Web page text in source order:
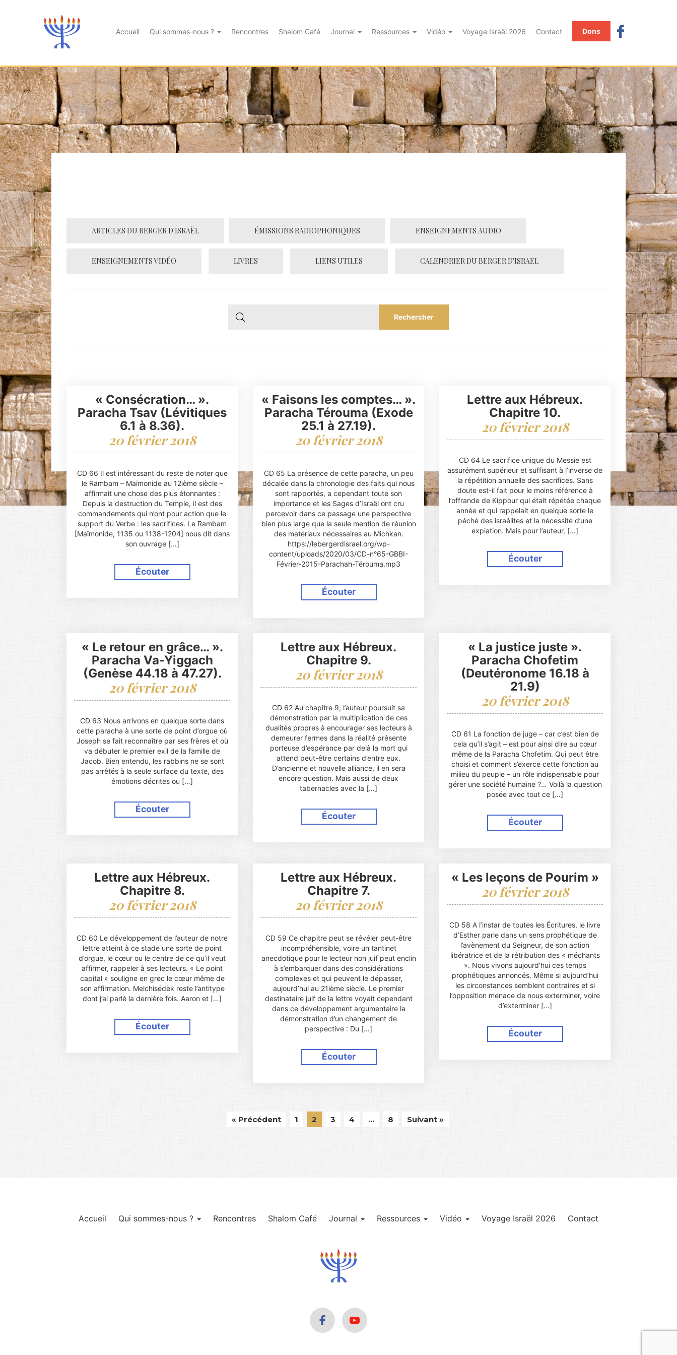
Accueil Qui sommes-nous ? Rencontres Shalom Café Journal Ressources Vidéo Voyage Israël 2026 Contact Dons
ARTICLES DU BERGER D'ISRAËL ÉMISSIONS RADIOPHONIQUES ENSEIGNEMENTS AUDIO
ENSEIGNEMENTS VIDÉO LIVRES LIENS UTILES CALENDRIER DU BERGER D'ISRAEL
« Consécration… ».
Paracha Tsav (Lévitiques
6.1 à 8.36).
20 février 2018
CD 66 Il est intéressant du reste de noter que
le Rambam – Maïmonide au 12ième siècle –
affirmait une chose des plus étonnantes :
Depuis la destruction du Temple, il est des
commandements qui n’ont pour action que le
support du Verbe : les sacrifices. Le Rambam
[Maïmonide, 1135 ou 1138-1204] nous dit dans
son ouvrage […]
Écouter
« Faisons les comptes… ».
Paracha Térouma (Exode
25.1 à 27.19).
20 février 2018
CD 65 La présence de cette paracha, un peu
décalée dans la chronologie des faits qui nous
sont rapportés, a cependant toute son
importance et les Sages d’Israël ont cru
percevoir dans ce passage une perspective
bien plus large que la seule mention de réunion
des matériaux nécessaires au Michkan.
https://lebergerdisrael.org/wp-
content/uploads/2020/03/CD-n°65-GBBI-
Février-2015-Parachah-Térouma.mp3
Écouter
Lettre aux Hébreux.
Chapitre 10.
20 février 2018
CD 64 Le sacrifice unique du Messie est
assurément supérieur et suffisant à l’inverse de
la répétition annuelle des sacrifices. Sans
doute est-il fait pour le moins référence à
l’offrande de Kippour qui était répétée chaque
année et qui rappelait en quelque sorte le
péché des israélites et la nécessité d’une
expiation. Mais pour l’auteur, […]
Écouter
« Le retour en grâce… ».
Paracha Va-Yiggach
(Genèse 44.18 à 47.27).
20 février 2018
CD 63 Nous arrivons en quelque sorte dans
cette paracha à une sorte de point d’orgue où
Joseph se fait reconnaître par ses frères et où
va débuter le premier exil de la famille de
Jacob. Bien entendu, les rabbins ne se sont
pas arrêtés à la seule surface du texte, des
émotions décrites ou […]
Écouter
Lettre aux Hébreux.
Chapitre 9.
20 février 2018
CD 62 Au chapitre 9, l’auteur poursuit sa
démonstration par la multiplication de ces
dualités propres à encourager ses lecteurs à
demeurer fermes dans la réalité présente
porteuse d’espérance par delà la mort qui
attend peut-être certains d’entre eux.
D’ancienne et nouvelle alliance, il en sera
encore question. Mais aussi de deux
tabernacles avec la […]
Écouter
« La justice juste ».
Paracha Chofetim
(Deutéronome 16.18 à
21.9)
20 février 2018
CD 61 La fonction de juge – car c’est bien de
cela qu’il s’agit – est pour ainsi dire au cœur
même de la Paracha Chofetim. Qui peut être
choisi et comment s’exerce cette fonction au
milieu du peuple – un rôle indispensable pour
gérer une société humaine ?… Voilà la question
posée avec tout ce […]
Écouter
Lettre aux Hébreux.
Chapitre 8.
20 février 2018
CD 60 Le développement de l’auteur de notre
lettre atteint à ce stade une sorte de point
d’orgue, le cœur ou le centre de ce qu’il veut
affirmer, rappeler à ses lecteurs. « Le point
capital » souligne en grec le cœur même de
son affirmation. Melchisédèk reste l’antitype
dont j’ai parlé la dernière fois. Aaron et […]
Écouter
Lettre aux Hébreux.
Chapitre 7.
20 février 2018
CD 59 Ce chapitre peut se révéler peut-être
incompréhensible, voire un tantinet
anecdotique pour le lecteur non juif peut enclin
à s’embarquer dans des considérations
complexes et qui peuvent le dépasser,
aujourd’hui au 21ième siècle. Le premier
destinataire juif de la lettre voyait cependant
dans ce développement argumentaire la
démonstration d’un changement de
perspective : Du […]
Écouter
« Les leçons de Pourim »
20 février 2018
CD 58 A l’instar de toutes les Écritures, le livre
d’Esther parle dans un sens prophétique de
l’avènement du Seigneur, de son action
libératrice et de la rétribution des « méchants
». Nous vivons aujourd’hui ces temps
prophétiques annoncés. Même si aujourd’hui
les circonstances semblent contraires et si
l’opposition menace de nous exterminer, voire
d’exterminer […]
Écouter
« Précédent 1 2 3 4 … 8 Suivant »
Accueil Qui sommes-nous ? Rencontres Shalom Café Journal Ressources Vidéo Voyage Israël 2026 Contact